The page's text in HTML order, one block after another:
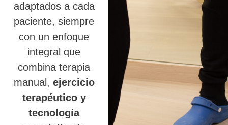
adaptados a cada
paciente, siempre
con un enfoque
integral que
combina terapia
manual, ejercicio
terapéutico y
tecnología